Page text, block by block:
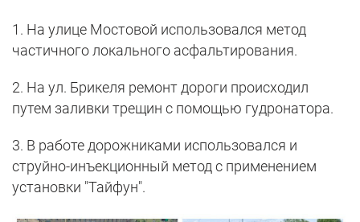
1. На улице Мостовой использовался метод
частичного локального асфальтирования.
2. На ул. Брикеля ремонт дороги происходил
путем заливки трещин с помощью гудронатора.
3. В работе дорожниками использовался и
струйно-инъекционный метод с применением
установки "Тайфун".